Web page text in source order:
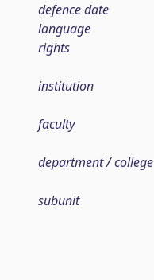
defence date
language
rights
institution
faculty
department / college
subunit